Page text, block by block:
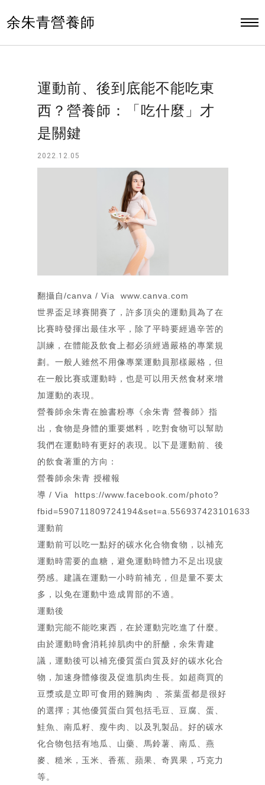
余朱青營養師
首頁
Home
About
部落格
Blog
相簿
運動前、後到底能不能吃東
西？營養師：「吃什麼」才
是關鍵
2022.12.05
翻攝自/canva / Via www.canva.com
世界盃足球賽開賽了，許多頂尖的運動員為了在
比賽時發揮出最佳水平，除了平時要經過辛苦的
訓練，在體能及飲食上都必須經過嚴格的專業規
劃。一般人雖然不用像專業運動員那樣嚴格，但
在一般比賽或運動時，也是可以用天然食材來增
加運動的表現。
營養師余朱青在臉書粉專 《余朱青 營養師》 指
出，食物是身體的重要燃料，吃對食物可以幫助
我們在運動時有更好的表現。以下是運動前、後
的飲食著重的方向：
營養師余朱青 授權報
導 / Via https://www.facebook.com/photo?
fbid=590711809724194&set=a.556937423101633
運動前
運動前可以吃一點好的碳水化合物食物，以補充
運動時需要的血糖，避免運動時體力不足出現疲
勞感。建議在運動一小時前補充，但是量不要太
多，以免在運動中造成胃部的不適。
運動後
運動完能不能吃東西，在於運動完吃進了什麼。
由於運動時會消耗掉肌肉中的肝醣，余朱青建
議，運動後可以補充優質蛋白質及好的碳水化合
物，加速身體修復及促進肌肉生長。如超商買的
豆漿或是立即可食用的雞胸肉 、茶葉蛋都是很好
的選擇；其他優質蛋白質包括毛豆、豆腐、蛋、
鮭魚、南瓜籽、瘦牛肉、以及乳製品。好的碳水
化合物包括有地瓜、山藥、馬鈴薯、南瓜、燕
麥、糙米，玉米、香蕉、蘋果、奇異果，巧克力
等。